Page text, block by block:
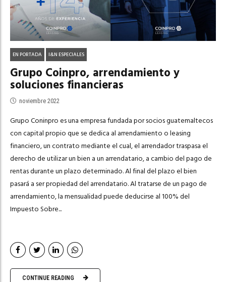
EN PORTADA I&N ESPECIALES
Grupo Coinpro, arrendamiento y
soluciones financieras
noviembre 2022
Grupo Coninpro es una empresa fundada por socios guatemaltecos
con capital propio que se dedica al arrendamiento o leasing
financiero, un contrato mediante el cual, el arrendador traspasa el
derecho de utilizar un bien a un arrendatario, a cambio del pago de
rentas durante un plazo determinado. Al final del plazo el bien
pasará a ser propiedad del arrendatario. Al tratarse de un pago de
arrendamiento, la mensualidad puede deducirse al 100% del
Impuesto Sobre...
CONTINUE READING